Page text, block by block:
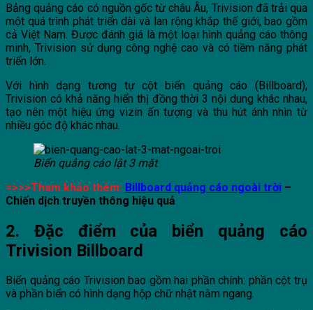
Bảng quảng cáo có nguồn gốc từ châu Âu, Trivision đã trải qua
một quá trình phát triển dài và lan rộng khắp thế giới, bao gồm
cả Việt Nam. Được đánh giá là một loại hình quảng cáo thông
minh, Trivision sử dụng công nghệ cao và có tiềm năng phát
triển lớn.
Với hình dạng tương tự cột biển quảng cáo (Billboard),
Trivision có khả năng hiển thị đồng thời 3 nội dung khác nhau,
tạo nên một hiệu ứng vizin ấn tượng và thu hút ánh nhìn từ
nhiều góc độ khác nhau.
Biển quảng cáo lật 3 mặt
=>>>Tham khảo thêm: Billboard quảng cáo ngoài trời –
Chiến dịch truyền thông hiệu quả
2. Đặc điểm của biển quảng cáo
Trivision Billboard
Biển quảng cáo Trivision bao gồm hai phần chính: phần cột trụ
và phần biển có hình dạng hộp chữ nhật nằm ngang.